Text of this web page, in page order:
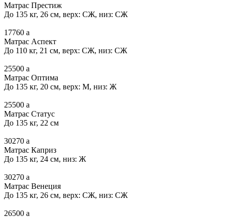
Матрас Престиж
До 135 кг, 26 см, верх: СЖ, низ: СЖ
17760 a
Матрас Аспект
До 110 кг, 21 см, верх: СЖ, низ: СЖ
25500 a
Матрас Оптима
До 135 кг, 20 см, верх: М, низ: Ж
25500 a
Матрас Статус
До 135 кг, 22 см
30270 a
Матрас Каприз
До 135 кг, 24 см, низ: Ж
30270 a
Матрас Венеция
До 135 кг, 26 см, верх: СЖ, низ: СЖ
26500 a